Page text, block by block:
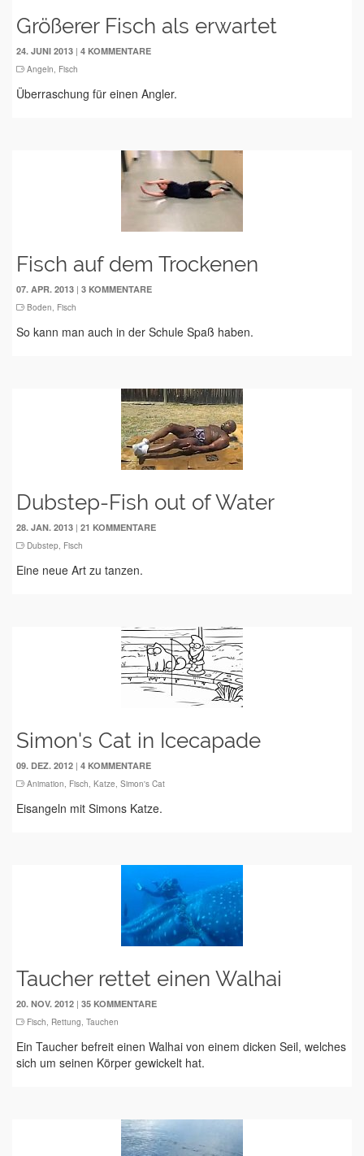
Größerer Fisch als erwartet
24. JUNI 2013 | 4 KOMMENTARE
Angeln, Fisch
Überraschung für einen Angler.
Fisch auf dem Trockenen
07. APR. 2013 | 3 KOMMENTARE
Boden, Fisch
So kann man auch in der Schule Spaß haben.
Dubstep-Fish out of Water
28. JAN. 2013 | 21 KOMMENTARE
Dubstep, Fisch
Eine neue Art zu tanzen.
Simon's Cat in Icecapade
09. DEZ. 2012 | 4 KOMMENTARE
Animation, Fisch, Katze, Simon's Cat
Eisangeln mit Simons Katze.
Taucher rettet einen Walhai
20. NOV. 2012 | 35 KOMMENTARE
Fisch, Rettung, Tauchen
Ein Taucher befreit einen Walhai von einem dicken Seil, welches
sich um seinen Körper gewickelt hat.